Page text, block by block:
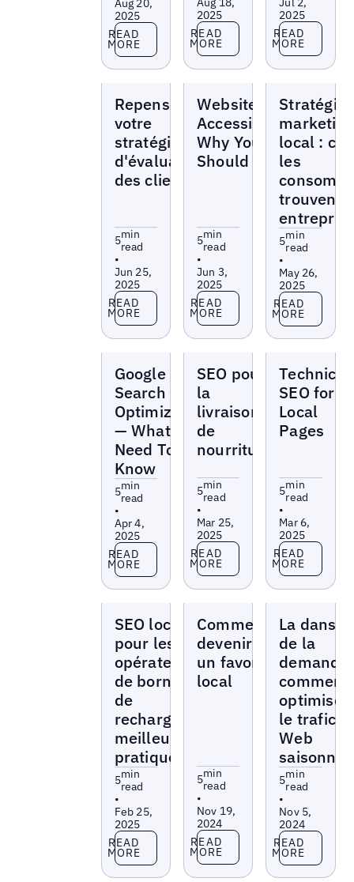
Aug 20,
2025
Read more
READ
MORE
2025
Read more
READ
MORE
2025
Read more
READ
MORE
Repenser
votre
stratégie
d'évaluation
des clients
5min
read
•
Jun 25,
2025
Read more
READ
MORE
Website
Accessibility:
Why You
Should Care
5min
read
•
Jun 3,
2025
Read more
READ
MORE
Stratégie
local :
les
trouvent
5min
read
•
May 26,
2025
Read more
READ
MORE
Google Local
Search
Optimization
— What You
Need To
Know
5min
read
•
Apr 4,
2025
Read more
READ
MORE
SEO pour
la
livraison
de
nourriture
5min
read
•
Mar 25,
2025
Read more
READ
MORE
Technical
SEO for
Local
Pages
5min
read
•
Mar 6,
2025
Read more
READ
MORE
SEO local
pour les
opérateurs
de bornes
de
recharge :
meilleures
pratiques
5min
read
•
Feb 25,
2025
Read more
READ
MORE
Comment
devenir
un favori
local
5min
read
•
Nov 19,
2024
Read more
READ
MORE
La danse
de la
demande
comment
optimiser
le trafic
Web
5min
read
•
Nov 5,
2024
Read more
READ
MORE